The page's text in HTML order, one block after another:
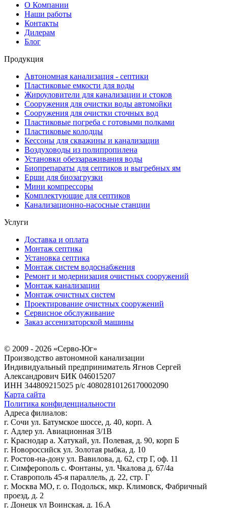
О Компании
Наши работы
Контакты
Дилерам
Блог
Продукция
Автономная канализация - септики
Пластиковые емкости для воды
Жироуловители для канализации и стоков
Сооружения для очистки воды автомойки
Сооружения для очистки сточных вод
Пластиковые погреба с готовыми полками
Пластиковые колодцы
Кессоны для скважины и канализации
Воздуховоды из полипропилена
Установки обеззараживания воды
Биопрепараты для септиков и выгребных ям
Ерши для биозагрузки
Мини компрессоры
Комплектующие для септиков
Канализационно-насосные станции
Услуги
Доставка и оплата
Монтаж септика
Установка септика
Монтаж систем водоснабжения
Ремонт и модернизация очистных сооружений
Монтаж канализации
Монтаж очистных систем
Проектирование очистных сооружений
Сервисное обслуживание
Заказ ассенизаторской машины
© 2009 - 2026 «Серво-Юг»
Производство автономной канализации
Индивидуальный предприниматель Ягнов Сергей
Александрович БИК 046015207
ИНН 344809215025 р/с 40802810126170002090
Карта сайта
Политика конфиденциальности
Адреса филиалов:
г. Сочи ул. Батумское шоссе, д. 40, корп. А
г. Адлер ул. Авиационная 3/1В
г. Краснодар а. Хатукай, ул. Полевая, д. 90, корп Б
г. Новороссийск ул. Золотая рыбка, д. 10
г. Ростов-на-дону ул. Вавилова, д. 62, стр Г, оф. 11
г. Симферополь с. Фонтаны, ул. Чкалова д. 67/4а
г. Ставрополь 45-я параллель, д. 22, стр. Г
г. Москва МО, г. о. Подольск, мкр. Климовск, Фабричный
проезд, д. 2
г. Донецк ул Воинская, д. 16.А